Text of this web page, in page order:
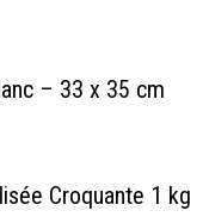
– 33 x 35 cm
Croquante 1 kg